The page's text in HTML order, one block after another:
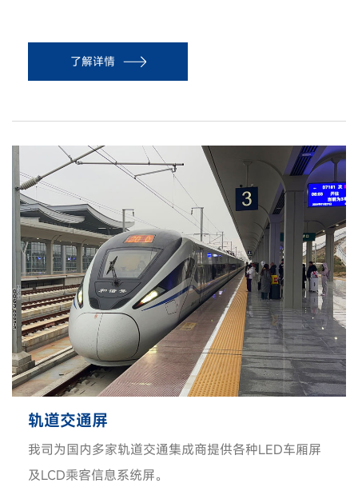
了解详情
轨道交通屏
我司为国内多家轨道交通集成商提供各种LED车厢屏
及LCD乘客信息系统屏。